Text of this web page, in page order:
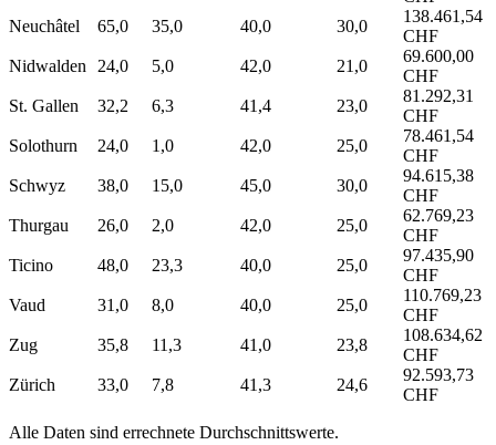
Neuchâtel
65,0 35,0 40,0 30,0
138.461,54
CHF
Nidwalden
24,0 5,0 42,0 21,0
69.600,00
CHF
St. Gallen
32,2 6,3 41,4 23,0
81.292,31
CHF
Solothurn
24,0 1,0 42,0 25,0
78.461,54
CHF
Schwyz
38,0 15,0 45,0 30,0
94.615,38
CHF
Thurgau
26,0 2,0 42,0 25,0
62.769,23
CHF
Ticino
48,0 23,3 40,0 25,0
97.435,90
CHF
Vaud
31,0 8,0 40,0 25,0
110.769,23
CHF
Zug
35,8 11,3 41,0 23,8
108.634,62
CHF
Zürich
33,0 7,8 41,3 24,6
92.593,73
CHF
Alle Daten sind errechnete Durchschnittswerte.